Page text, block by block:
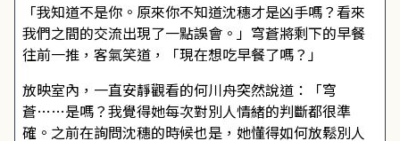
「我知道不是你。原來你不知道沈穗才是凶手嗎？看來
我們之間的交流出現了一點誤會。」穹蒼將剩下的早餐
往前一推，客氣笑道，「現在想吃早餐了嗎？」
放映室內，一直安靜觀看的何川舟突然說道：「穹
蒼……是嗎？我覺得她每次對別人情緒的判斷都很準
確。之前在詢問沈穗的時候也是，她懂得如何放鬆別人